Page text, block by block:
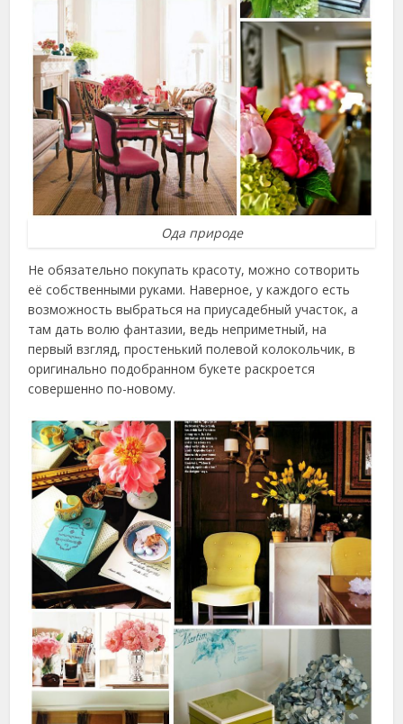
Ода природе
Не обязательно покупать красоту, можно сотворить
её собственными руками. Наверное, у каждого есть
возможность выбраться на приусадебный участок, а
там дать волю фантазии, ведь неприметный, на
первый взгляд, простенький полевой колокольчик, в
оригинально подобранном букете раскроется
совершенно по-новому.